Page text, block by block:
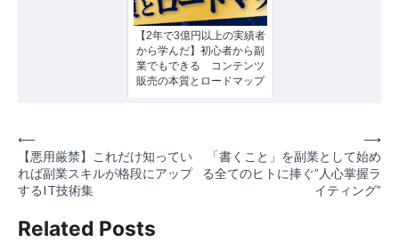
【2年で3億円以上の実績者
から学んだ】初心者から副
業でもできる コンテンツ
販売の本質とロードマップ
投
稿
ナ
ビ
⟵
【悪用厳禁】これだけ知ってい
れば副業スキルが格段にアップ
するIT技術集
「書くこと」を副業として始め
る全てのヒトに捧ぐ”人心掌握ラ
イティング”
⟶
Related Posts